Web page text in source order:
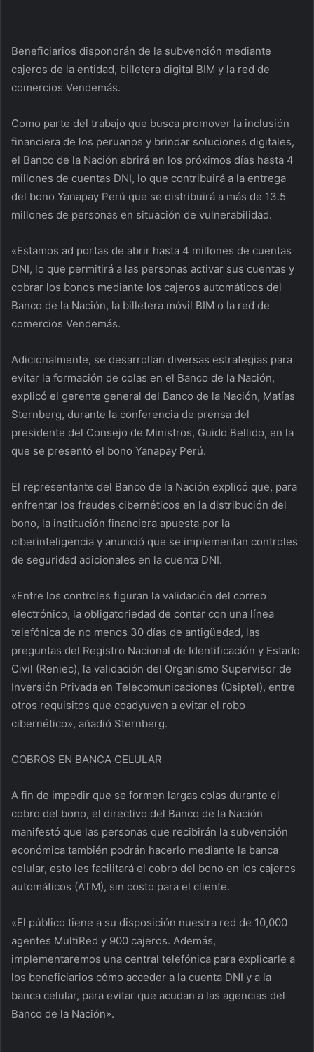
Beneficiarios dispondrán de la subvención mediante
cajeros de la entidad, billetera digital BIM y la red de
comercios Vendemás.
Como parte del trabajo que busca promover la inclusión
financiera de los peruanos y brindar soluciones digitales,
el Banco de la Nación abrirá en los próximos días hasta 4
millones de cuentas DNI, lo que contribuirá a la entrega
del bono Yanapay Perú que se distribuirá a más de 13.5
millones de personas en situación de vulnerabilidad.
«Estamos ad portas de abrir hasta 4 millones de cuentas
DNI, lo que permitirá a las personas activar sus cuentas y
cobrar los bonos mediante los cajeros automáticos del
Banco de la Nación, la billetera móvil BIM o la red de
comercios Vendemás.
Adicionalmente, se desarrollan diversas estrategias para
evitar la formación de colas en el Banco de la Nación,
explicó el gerente general del Banco de la Nación, Matías
Sternberg, durante la conferencia de prensa del
presidente del Consejo de Ministros, Guido Bellido, en la
que se presentó el bono Yanapay Perú.
El representante del Banco de la Nación explicó que, para
enfrentar los fraudes cibernéticos en la distribución del
bono, la institución financiera apuesta por la
ciberinteligencia y anunció que se implementan controles
de seguridad adicionales en la cuenta DNI.
«Entre los controles figuran la validación del correo
electrónico, la obligatoriedad de contar con una línea
telefónica de no menos 30 días de antigüedad, las
preguntas del Registro Nacional de Identificación y Estado
Civil (Reniec), la validación del Organismo Supervisor de
Inversión Privada en Telecomunicaciones (Osiptel), entre
otros requisitos que coadyuven a evitar el robo
cibernético», añadió Sternberg.
COBROS EN BANCA CELULAR
A fin de impedir que se formen largas colas durante el
cobro del bono, el directivo del Banco de la Nación
manifestó que las personas que recibirán la subvención
económica también podrán hacerlo mediante la banca
celular, esto les facilitará el cobro del bono en los cajeros
automáticos (ATM), sin costo para el cliente.
«El público tiene a su disposición nuestra red de 10,000
agentes MultiRed y 900 cajeros. Además,
implementaremos una central telefónica para explicarle a
los beneficiarios cómo acceder a la cuenta DNI y a la
banca celular, para evitar que acudan a las agencias del
Banco de la Nación».